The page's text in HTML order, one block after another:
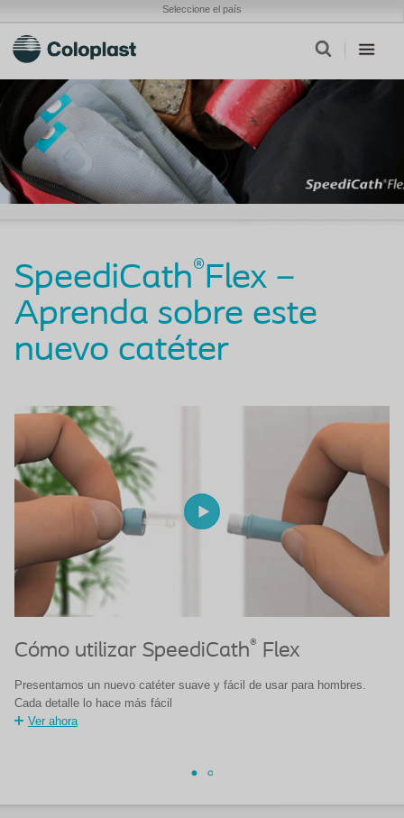
Seleccione el país
SpeediCath®Flex –
Aprenda sobre este
nuevo catéter
Cómo utilizar SpeediCath® Flex
Presentamos un nuevo catéter suave y fácil de usar para hombres.
Cada detalle lo hace más fácil
Ver ahora